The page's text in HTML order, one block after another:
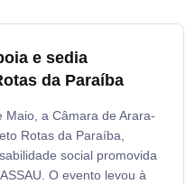
e sedia
da Paraíba
Maio, a Câmara de Arara-
Rotas da Paraíba,
social promovida
O evento levou à